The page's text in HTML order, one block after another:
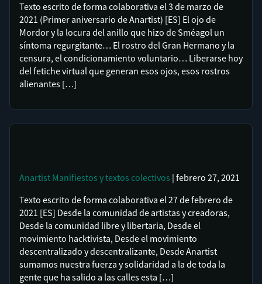
Texto escrito de forma colaborativa el 3 de marzo de
2021 (Primer aniversario de Anartist) [ES] El ojo de
Mordor y la locura del anillo que hizo de Sméagol un
síntoma regurgitante… El rostro del Gran Hermano y la
censura, el condicionamiento voluntario… Liberarse hoy
del fetiche virtual que generan esos ojos, esos rostros
alienantes […]
Anartist Manifiestos y textos colectivos | febrero 27, 2021
Texto escrito de forma colaborativa el 27 de febrero de
2021 [ES] Desde la comunidad de artistas y creadoras,
Desde la comunidad libre y libertaria, Desde el
movimiento hacktivista, Desde el movimiento
descentralizado y descentralizante, Desde Anartist
sumamos nuestra fuerza y solidaridad a la de toda la
gente que ha salido a las calles esta […]